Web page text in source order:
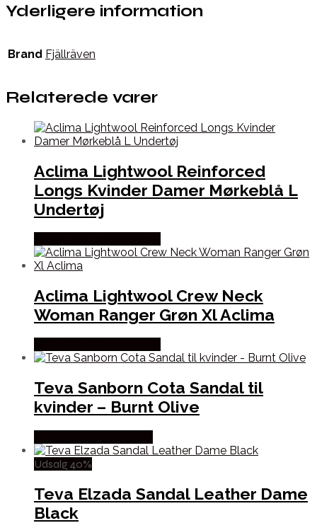
Yderligere information
Brand Fjällräven
Relaterede varer
Aclima Lightwool Reinforced
Longs Kvinder Damer Mørkeblå L
Undertøj
Aclima Lightwool Crew Neck
Woman Ranger Grøn Xl Aclima
Teva Sanborn Cota Sandal til
kvinder – Burnt Olive
Udsalg 40%
Teva Elzada Sandal Leather Dame
Black